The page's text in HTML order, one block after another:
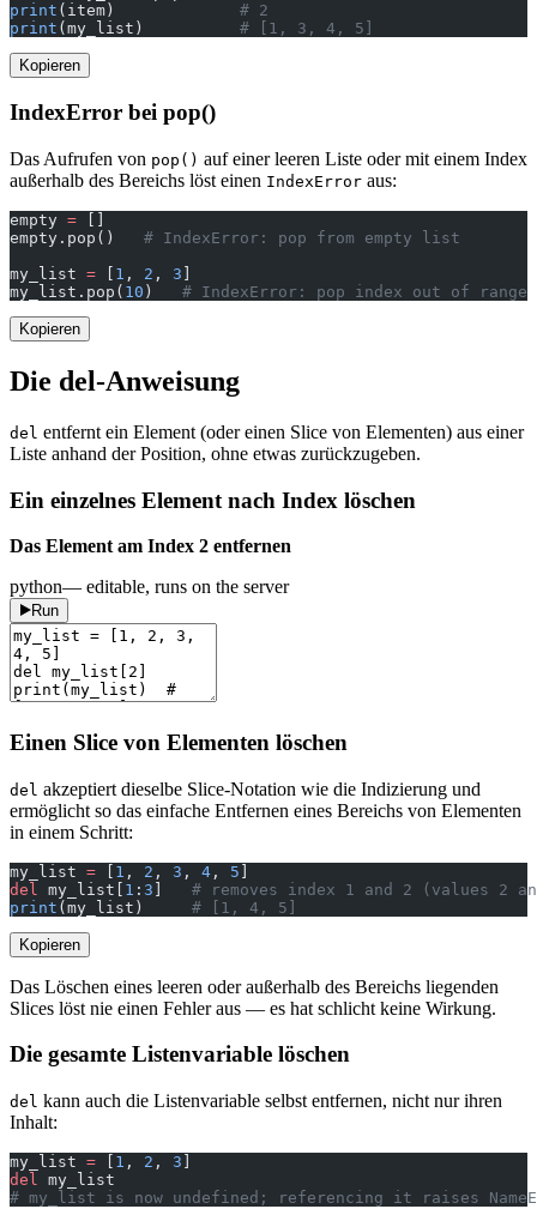
print (item) # 2
print (my_list) # [1, 3, 4, 5]
Kopieren
IndexError bei pop()
Das Aufrufen von pop() auf einer leeren Liste oder mit einem Index
außerhalb des Bereichs löst einen IndexError aus:
empty =
empty.pop() # IndexError: pop from empty list
my_list = 1 , 2 , 3
my_list.pop( 10 ) # IndexError: pop index out of range
Kopieren
Die del-Anweisung
del entfernt ein Element (oder einen Slice von Elementen) aus einer
Liste anhand der Position, ohne etwas zurückzugeben.
Ein einzelnes Element nach Index löschen
Das Element am Index 2 entfernen
python— editable, runs on the server
Run
Einen Slice von Elementen löschen
del akzeptiert dieselbe Slice-Notation wie die Indizierung und
ermöglicht so das einfache Entfernen eines Bereichs von Elementen
in einem Schritt:
my_list = [ 1 , 2 , 3 , 4 , 5 ]
del
my_list[ 1 : 3 ] # removes index 1 and 2 (values 2
print (my_list) # [1, 4, 5]
Kopieren
Das Löschen eines leeren oder außerhalb des Bereichs liegenden
Slices löst nie einen Fehler aus — es hat schlicht keine Wirkung.
Die gesamte Listenvariable löschen
del kann auch die Listenvariable selbst entfernen, nicht nur ihren
Inhalt:
my_list = 1 , 2 , 3
del my_list
# my_list is now undefined; referencing it raises